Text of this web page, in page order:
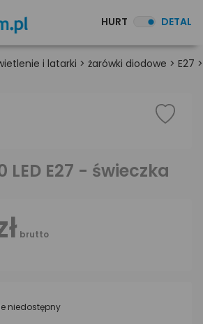
HURT DETAL
i latarki > żarówki diodowe > E27
LED E27 - świeczka
brutto
niedostępny